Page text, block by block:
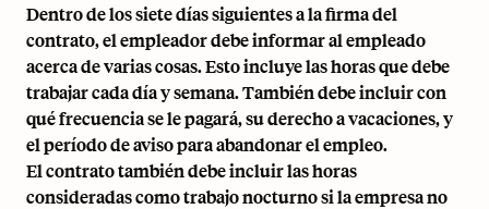
Dentro de los siete días siguientes a la firma del
contrato, el empleador debe informar al empleado
acerca de varias cosas. Esto incluye las horas que debe
trabajar cada día y semana. También debe incluir con
qué frecuencia se le pagará, su derecho a vacaciones, y
el período de aviso para abandonar el empleo.
El contrato también debe incluir las horas
consideradas como trabajo nocturno si la empresa no